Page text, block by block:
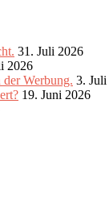
31. Juli 2026
2026
Werbung. 3.
19. Juni 2026